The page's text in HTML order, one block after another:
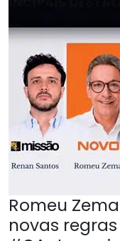
Romeu
novas regras